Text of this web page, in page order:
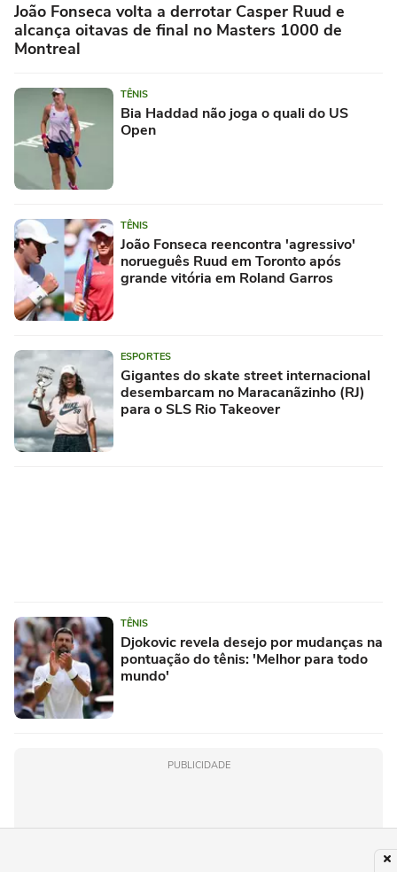
João Fonseca volta a derrotar Casper Ruud e
alcança oitavas de final no Masters 1000 de
Montreal
TÊNIS
Bia Haddad não joga o quali do US
Open
TÊNIS
João Fonseca reencontra 'agressivo'
norueguês Ruud em Toronto após
grande vitória em Roland Garros
ESPORTES
Gigantes do skate street internacional
desembarcam no Maracanãzinho (RJ)
para o SLS Rio Takeover
TÊNIS
Djokovic revela desejo por mudanças na
pontuação do tênis: 'Melhor para todo
mundo'
PUBLICIDADE